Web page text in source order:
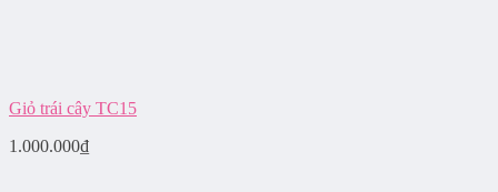
Giỏ trái cây TC15
1.000.000₫